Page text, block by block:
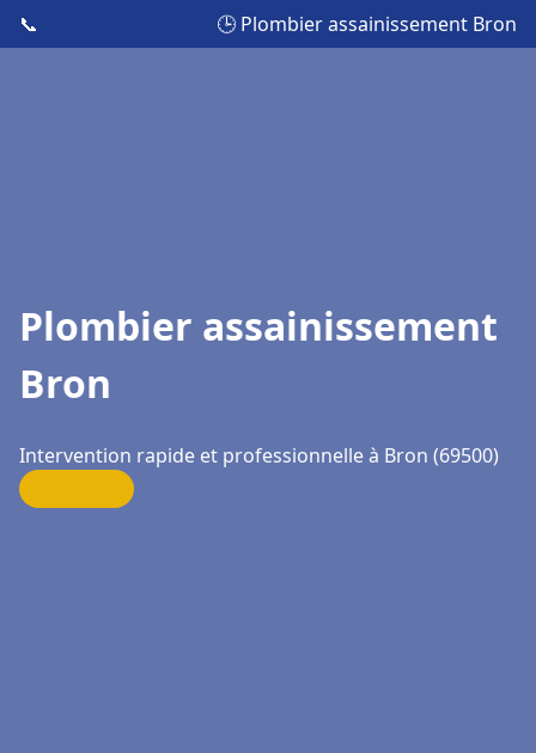
📞 🕒 Plombier assainissement Bron
Plombier assainissement
Bron
Intervention rapide et professionnelle à Bron (69500)